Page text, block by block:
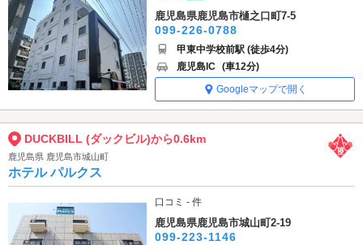
鹿児島県鹿児島市樋之口町7-5
099-226-0788
甲東中学校前駅 (徒歩4分)
鹿児島IC (車12分)
Googleマップで開く
DUCKBILL (ダックビル)から0.6km
鹿児島県 鹿児島市城山町
ホテル パルクス
口コミ - 件
鹿児島県鹿児島市城山町2-19
099-223-1146